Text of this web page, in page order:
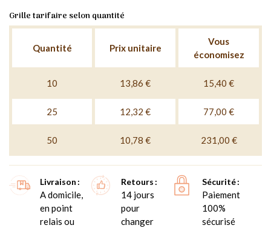
Grille tarifaire selon quantité
Quantité Prix unitaire
Vous
économisez
10 13,86 € 15,40 €
25 12,32 € 77,00 €
50 10,78 € 231,00 €
Livraison
A domicile,
en point
relais ou
Retours
14 jours
pour
changer
Sécurité
Paiement
100%
sécurisé